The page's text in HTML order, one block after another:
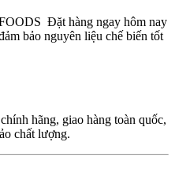
Đặt hàng ngay hôm nay
bảo nguyên liệu chế biến tốt
hãng, giao hàng toàn quốc,
chất lượng.